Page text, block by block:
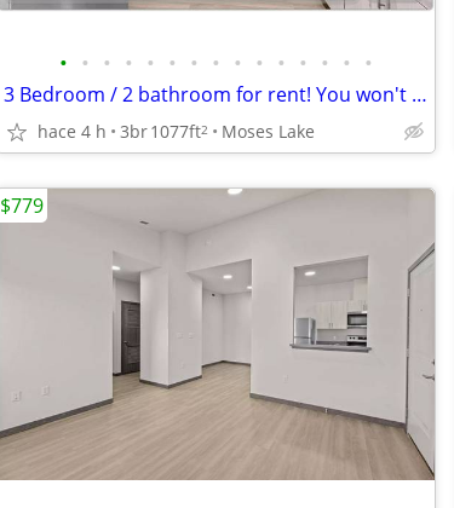
• • • • • • • • • • • • • • •
3 Bedroom / 2 bathroom for rent! You won't be disappointed!
hace 4 h 3br1077ft2 Moses Lake
$779